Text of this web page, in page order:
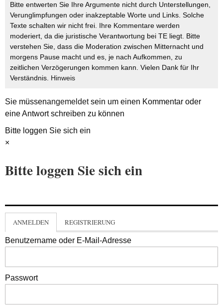
Bitte entwerten Sie Ihre Argumente nicht durch Unterstellungen,
Verunglimpfungen oder inakzeptable Worte und Links. Solche
Texte schalten wir nicht frei. Ihre Kommentare werden
moderiert, da die juristische Verantwortung bei TE liegt. Bitte
verstehen Sie, dass die Moderation zwischen Mitternacht und
morgens Pause macht und es, je nach Aufkommen, zu
zeitlichen Verzögerungen kommen kann. Vielen Dank für Ihr
Verständnis. Hinweis
Sie müssenangemeldetsein um einen Kommentar oder
eine Antwort schreiben zu können
Bitte loggen Sie sich ein
×
Bitte loggen Sie sich ein
ANMELDEN REGISTRIERUNG
Benutzername oder E-Mail-Adresse
Passwort